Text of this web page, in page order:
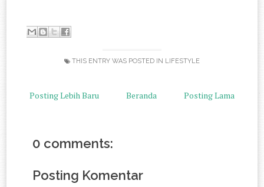
THIS ENTRY WAS POSTED IN LIFESTYLE
Posting Lebih Baru Posting Lama
Beranda
0 comments:
Posting Komentar